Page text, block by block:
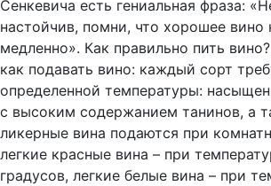
Сенкевича есть гениальная фраза:
настойчив, помни, что хорошее вино
медленно». Как правильно пить
как подавать вино: каждый сорт
определенной температуры:
с высоким содержанием танинов, а
ликерные вина подаются при
легкие красные вина – при
градусов, легкие белые вина – при